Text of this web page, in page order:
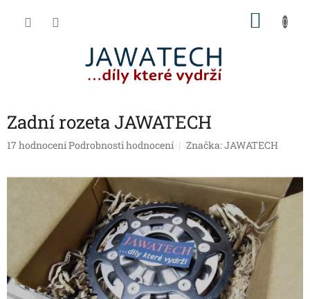
Zadní rozeta JAWATECH
Průměrné
hvězdiček.
17 hodnoceníPodrobnosti hodnocení Značka:JAWATECH